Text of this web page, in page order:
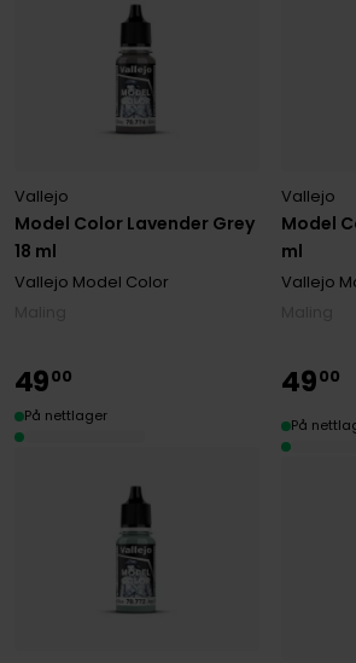
Model Color Lavender Grey
18 ml
Vallejo
Vallejo Model Color
Model
ml
Vallejo
Vallejo
4900
På nettlager
4900
På